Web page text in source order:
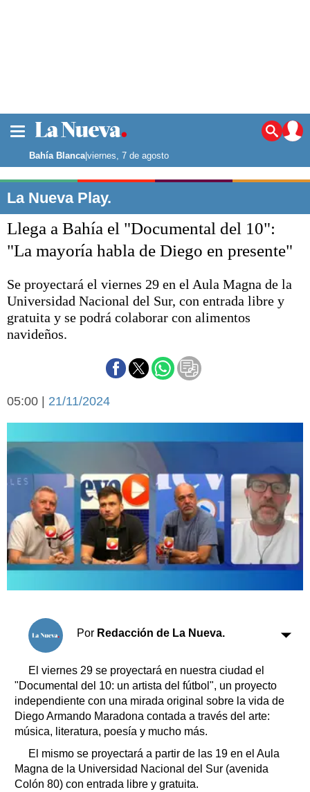
Noticias
La ciudad
Punta Alta
El mundo
Seguridad
Deportes
Escenario Olímpico
Liga del Sur
Básquetbol
Federal A
Aplausos
Espacio empresas
Sociedad y tiempo
libre
Sociedad
Tecnología
Turismo
Salud
Es viral
El tiempo
Clasificados
Horóscopo
Suplementos
Servicios
Farmacias
Transportes
Loterías
Fúnebres
Edictos
Bahía Blanca|viernes, 7 de agosto
La Nueva Play.
Llega a Bahía el "Documental del 10":
"La mayoría habla de Diego en presente"
Se proyectará el viernes 29 en el Aula Magna de la
Universidad Nacional del Sur, con entrada libre y
gratuita y se podrá colaborar con alimentos
navideños.
05:00 | 21/11/2024
Por Redacción de La Nueva.
El viernes 29 se proyectará en nuestra ciudad el
"Documental del 10: un artista del fútbol", un proyecto
independiente con una mirada original sobre la vida de
Diego Armando Maradona contada a través del arte:
música, literatura, poesía y mucho más.
El mismo se proyectará a partir de las 19 en el Aula
Magna de la Universidad Nacional del Sur (avenida
Colón 80) con entrada libre y gratuita.